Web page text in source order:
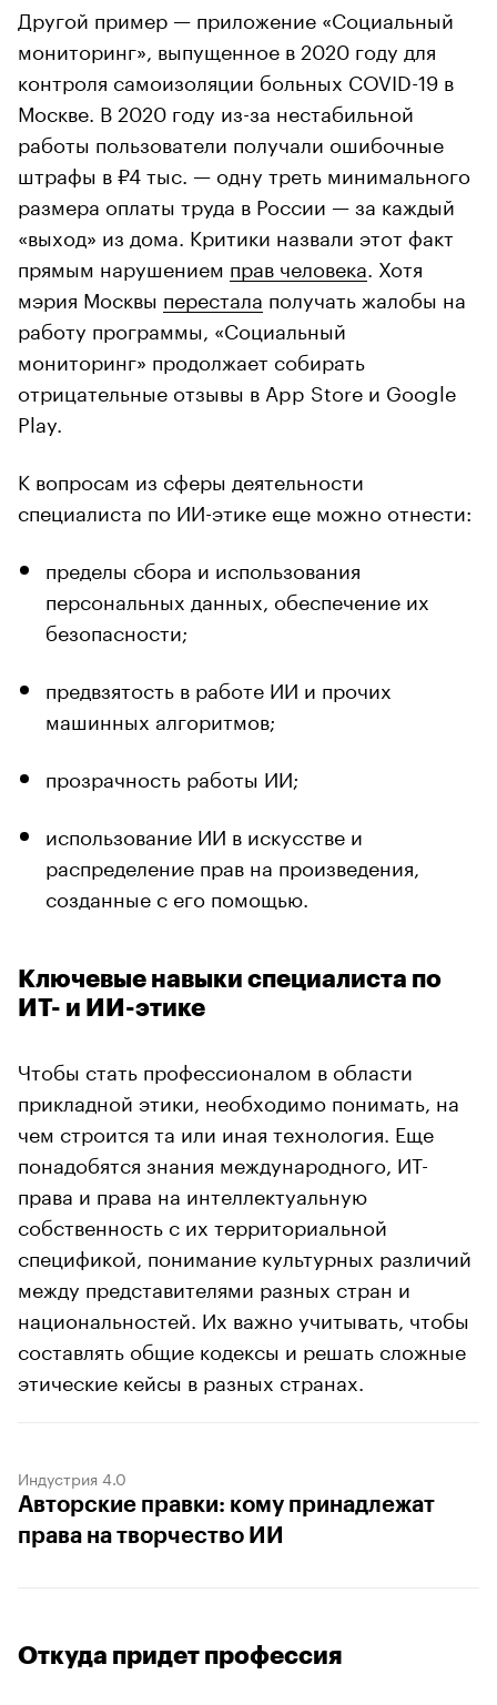
Другой пример — приложение «Социальный
мониторинг», выпущенное в 2020 году для
контроля самоизоляции больных COVID-19 в
Москве. В 2020 году из-за нестабильной
работы пользователи получали ошибочные
штрафы в ₽4 тыс. — одну треть минимального
размера оплаты труда в России — за каждый
«выход» из дома. Критики назвали этот факт
прямым нарушением прав человека . Хотя
мэрия Москвы перестала получать жалобы на
работу программы, «Социальный
мониторинг» продолжает собирать
отрицательные отзывы в App Store и Google
Play.
К вопросам из сферы деятельности
специалиста по ИИ-этике еще можно отнести:
пределы сбора и использования
персональных данных, обеспечение их
безопасности;
предвзятость в работе ИИ и прочих
машинных алгоритмов;
прозрачность работы ИИ;
использование ИИ в искусстве и
распределение прав на произведения,
созданные с его помощью.
Ключевые навыки специалиста по
ИТ- и ИИ-этике
Чтобы стать профессионалом в области
прикладной этики, необходимо понимать, на
чем строится та или иная технология. Еще
понадобятся знания международного, ИТ-
права и права на интеллектуальную
собственность с их территориальной
спецификой, понимание культурных различий
между представителями разных стран и
национальностей. Их важно учитывать, чтобы
составлять общие кодексы и решать сложные
этические кейсы в разных странах.
Индустрия 4.0
Авторские правки: кому принадлежат
права на творчество ИИ
Откуда придет профессия